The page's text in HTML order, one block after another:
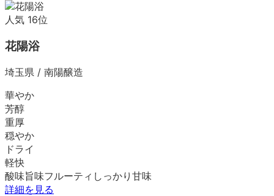
人気 16位
花陽浴
埼玉県 / 南陽醸造
華やか
芳醇
重厚
穏やか
ドライ
軽快
酸味旨味フルーティ しっかり 甘味
詳細を見る